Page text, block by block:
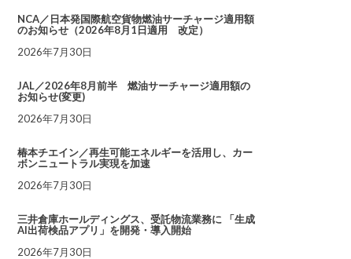
NCA／日本発国際航空貨物燃油サーチャージ適用額
のお知らせ（2026年8月1日適用 改定）
2026年7月30日
JAL／2026年8月前半 燃油サーチャージ適用額の
お知らせ(変更)
2026年7月30日
椿本チエイン／再生可能エネルギーを活用し、カー
ボンニュートラル実現を加速
2026年7月30日
三井倉庫ホールディングス、受託物流業務に 「生成
AI出荷検品アプリ」を開発・導入開始
2026年7月30日